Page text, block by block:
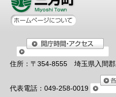
住所：〒354-8555 埼玉県入間郡
代表電話：049-258-0019